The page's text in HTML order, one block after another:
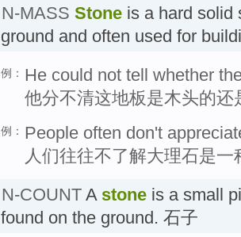
N-MASS Stone is a hard solid
ground and often used for
例： He could not tell whether
他分不清这地板是木头的还
例： People often don't
人们往往不了解大理石是一
N-COUNT A stone is a small
found on the ground. 石子